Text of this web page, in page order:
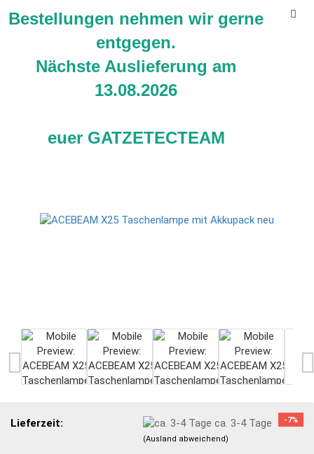
Bestellungen nehmen wir gerne
entgegen.
Nächste Auslieferung am
13.08.2026
euer GATZETECTEAM
ACEBEAM X25 Powertaschenlampe mit 4 X 21700
-7%
Lieferzeit: ca. 3-4 Tage
(Ausland abweichend)